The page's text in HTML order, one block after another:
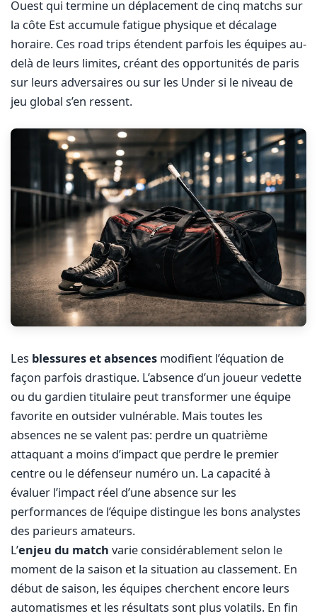
Ouest qui termine un déplacement de cinq matchs sur
la côte Est accumule fatigue physique et décalage
horaire. Ces road trips étendent parfois les équipes au-
delà de leurs limites, créant des opportunités de paris
sur leurs adversaires ou sur les Under si le niveau de
jeu global s’en ressent.
Les blessures et absences modifient l’équation de
façon parfois drastique. L’absence d’un joueur vedette
ou du gardien titulaire peut transformer une équipe
favorite en outsider vulnérable. Mais toutes les
absences ne se valent pas: perdre un quatrième
attaquant a moins d’impact que perdre le premier
centre ou le défenseur numéro un. La capacité à
évaluer l’impact réel d’une absence sur les
performances de l’équipe distingue les bons analystes
des parieurs amateurs.
L’enjeu du match varie considérablement selon le
moment de la saison et la situation au classement. En
début de saison, les équipes cherchent encore leurs
automatismes et les résultats sont plus volatils. En fin